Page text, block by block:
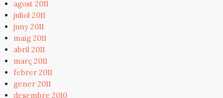
agost 2011
juliol 2011
juny 2011
maig 2011
abril 2011
març 2011
febrer 2011
gener 2011
desembre 2010